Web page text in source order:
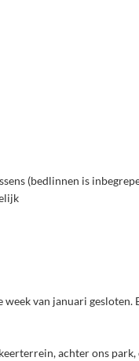
(bedlinnen is
van januari gesloten.
achter ons